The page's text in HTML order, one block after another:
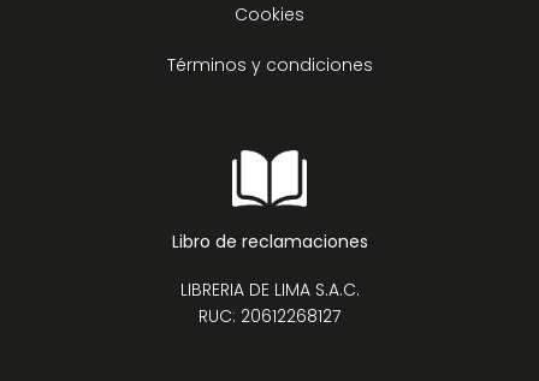
Cookies
Términos y condiciones
Libro de reclamaciones
LIBRERIA DE LIMA S.A.C.
RUC: 20612268127